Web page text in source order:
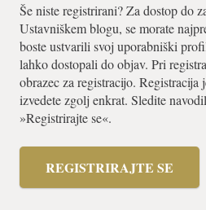
Še niste registrirani? Za dostop do
Ustavniškem blogu, se morate
boste ustvarili svoj uporabniški
lahko dostopali do objav. Pri
obrazec za registracijo. Registracija
izvedete zgolj enkrat. Sledite
»Registrirajte se«.
REGISTRIRAJTE SE